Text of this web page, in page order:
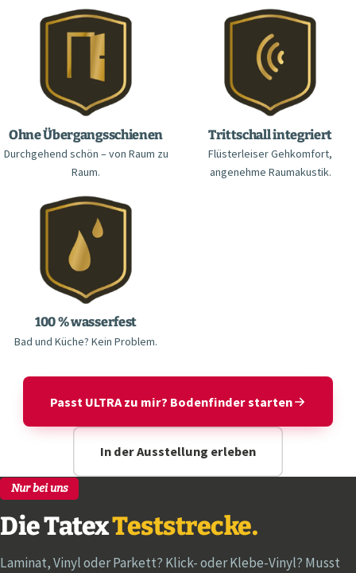
Ohne Übergangsschienen
Durchgehend schön – von Raum zu
Raum.
Trittschall integriert
Flüsterleiser Gehkomfort,
angenehme Raumakustik.
100 % wasserfest
Bad und Küche? Kein Problem.
Passt ULTRA zu mir? Bodenfinder starten
In der Ausstellung erleben
Nur bei uns
Die TatexTeststrecke.
Laminat, Vinyl oder Parkett? Klick- oder Klebe-Vinyl? Musst